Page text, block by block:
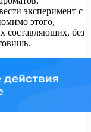
эксперимент с
этого,
составляющих, без